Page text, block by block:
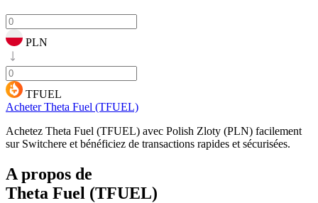
PLN
TFUEL
Acheter Theta Fuel (TFUEL)
Achetez Theta Fuel (TFUEL) avec Polish Zloty (PLN) facilement
sur Switchere et bénéficiez de transactions rapides et sécurisées.
A propos de
Theta Fuel (TFUEL)